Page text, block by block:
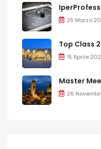
25 Marzo
Top Class
15 Aprile
Master
26